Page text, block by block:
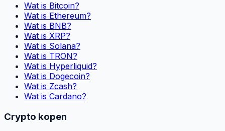
Wat is Bitcoin?
Wat is Ethereum?
Wat is BNB?
Wat is XRP?
Wat is Solana?
Wat is TRON?
Wat is Hyperliquid?
Wat is Dogecoin?
Wat is Zcash?
Wat is Cardano?
Crypto kopen